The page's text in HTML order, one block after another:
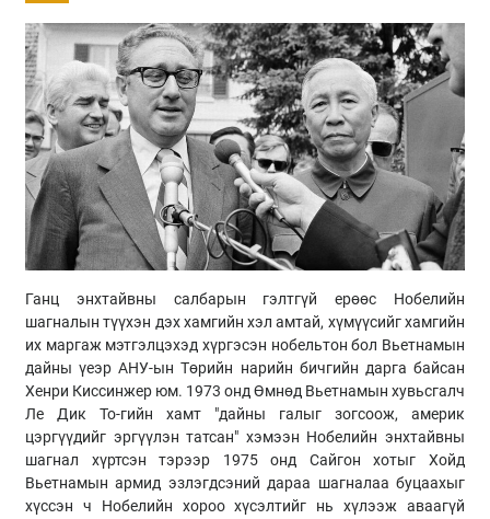
Ганц энхтайвны салбарын гэлтгүй ерөөс Нобелийн
шагналын түүхэн дэх хамгийн хэл амтай, хүмүүсийг хамгийн
их маргаж мэтгэлцэхэд хүргэсэн нобельтон бол Вьетнамын
дайны үеэр АНУ-ын Төрийн нарийн бичгийн дарга байсан
Хенри Киссинжер юм. 1973 онд Өмнөд Вьетнамын хувьсгалч
Ле Дик То-гийн хамт "дайны галыг зогсоож, америк
цэргүүдийг эргүүлэн татсан" хэмээн Нобелийн энхтайвны
шагнал хүртсэн тэрээр 1975 онд Сайгон хотыг Хойд
Вьетнамын армид эзлэгдсэний дараа шагналаа буцаахыг
хүссэн ч Нобелийн хороо хүсэлтийг нь хүлээж аваагүй